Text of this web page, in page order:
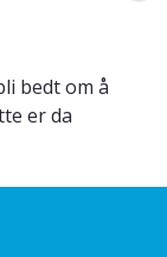
bedt om å
er da